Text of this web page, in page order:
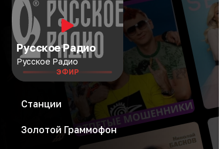
Русское Радио
Русское Радио
ЭФИР
Станции
Золотой Граммофон